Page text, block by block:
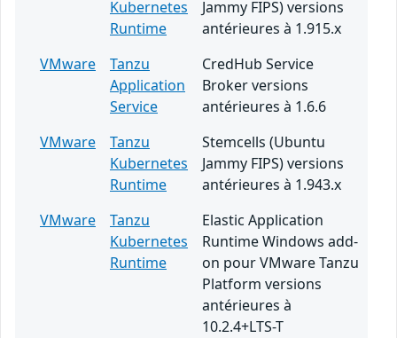
Kubernetes
Runtime
Jammy FIPS) versions
antérieures à 1.915.x
VMware
Tanzu
Application
Service
CredHub Service
Broker versions
antérieures à 1.6.6
VMware
Tanzu
Kubernetes
Runtime
Stemcells (Ubuntu
Jammy FIPS) versions
antérieures à 1.943.x
VMware
Tanzu
Kubernetes
Runtime
Elastic Application
Runtime Windows add-
on pour VMware Tanzu
Platform versions
antérieures à
10.2.4+LTS-T